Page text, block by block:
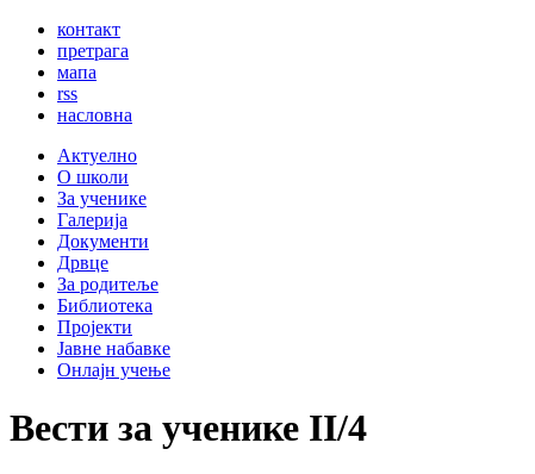
контакт
претрага
мапа
rss
насловна
Актуелно
О школи
За ученике
Галерија
Документи
Дрвце
За родитеље
Библиотека
Пројекти
Јавне набавке
Онлајн учење
Вести за ученике II/4